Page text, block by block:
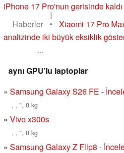
iPhone 17 Pro'nun gerisinde kaldı
|
Haberler
•
Xiaomi 17 Pro
analizinde iki büyük eksiklik
...
aynı GPU’lu laptoplar
Samsung Galaxy S26 FE -
, , ", 0 kg
Vivo x300s
, , ", 0 kg
Samsung Galaxy Z Flip8 -